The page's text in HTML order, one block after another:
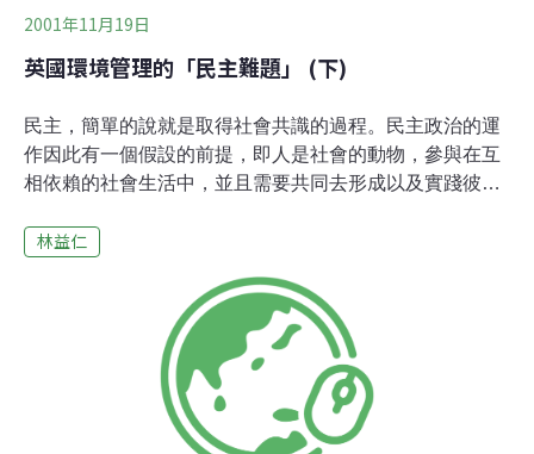
2001年11月19日
英國環境管理的「民主難題」 (下)
民主，簡單的說就是取得社會共識的過程。民主政治的運
作因此有一個假設的前提，即人是社會的動物，參與在互
相依賴的社會生活中，並且需要共同去形成以及實踐彼此
問題有何相關呢？最近在倫敦大學的總部召開了一個由倫
中心合辦的研討會，正是針對這個主題而來。會議主要關
心的是對目前英國的環境政策過度依賴專家的統計評估所
導致的缺失所進行全面性的檢討。另一方面，則是透過邀
集產、官、學、以及社運各方人士的參與，嘗試探討「環
境管理」(environmental governance)這個概念如何可能更
民主地落實到地方環境關懷之上。這個概念的出發點，誠
林益仁